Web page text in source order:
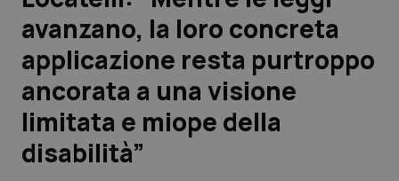
Lettere al direttore
Edizioni Regionali
QS Pro
Professionisti Sanitari.AI
avanzano, la loro concreta
applicazione resta purtroppo
ancorata a una visione
limitata e miope della
disabilità”